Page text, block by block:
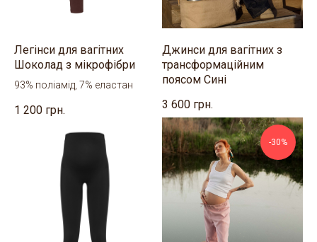
Легінси для вагітних
Шоколад з мікрофібри
93% поліамід, 7% еластан
1 200 грн.
Джинси для вагітних з
трансформаційним
поясом Сині
3 600 грн.
-30%